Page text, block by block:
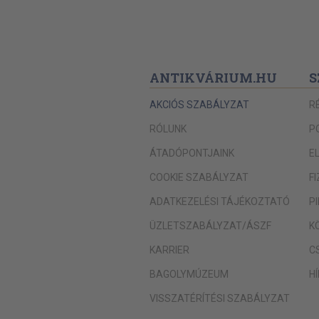
ANTIKVÁRIUM.HU
AKCIÓS SZABÁLYZAT
RÓLUNK
ÁTADÓPONTJAINK
COOKIE SZABÁLYZAT
ADATKEZELÉSI TÁJÉKOZTATÓ
ÜZLETSZABÁLYZAT/ÁSZF
KARRIER
BAGOLYMÚZEUM
VISSZATÉRÍTÉSI SZABÁLYZAT